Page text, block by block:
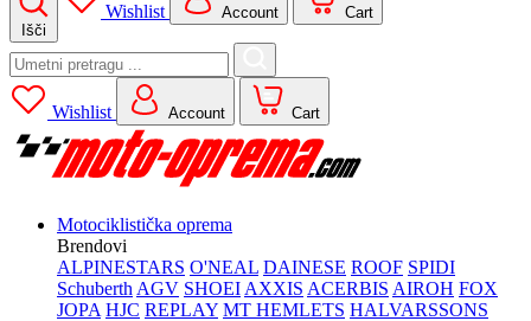
Išči
Wishlist Account Cart
Search
for:
Wishlist
Account Cart
Motociklistička oprema
Brendovi
ALPINESTARS O'NEAL DAINESE ROOF SPIDI
Schuberth AGV SHOEI AXXIS ACERBIS AIROH FOX
JOPA HJC REPLAY MT HEMLETS HALVARSSONS